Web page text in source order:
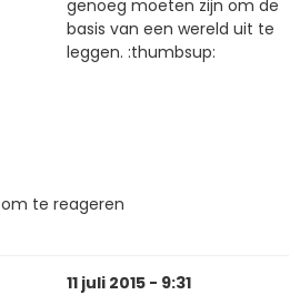
genoeg moeten zijn om de
basis van een wereld uit te
leggen. :thumbsup:
om te reageren
11 juli 2015 - 9:31